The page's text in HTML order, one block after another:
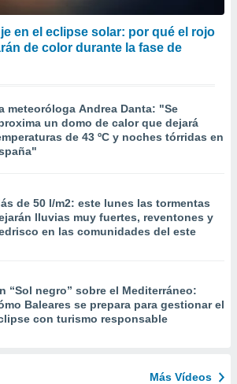
en el eclipse solar: por qué el rojo
de color durante la fase de
meteoróloga Andrea Danta: "Se
un domo de calor que dejará
de 43 ºC y noches tórridas en
de 50 l/m2: este lunes las tormentas
lluvias muy fuertes, reventones y
en las comunidades del este
“Sol negro” sobre el Mediterráneo:
Baleares se prepara para gestionar el
con turismo responsable
Más Vídeos